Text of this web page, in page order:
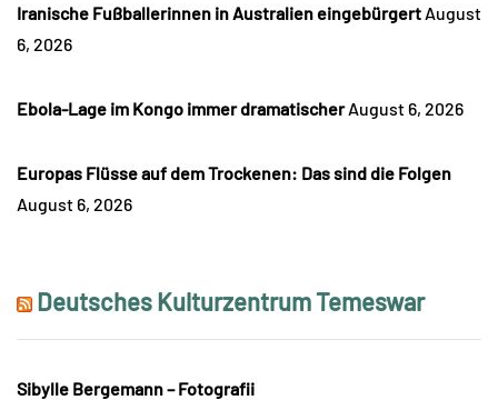
Iranische Fußballerinnen in Australien eingebürgert August
6, 2026
Ebola-Lage im Kongo immer dramatischer August 6, 2026
Europas Flüsse auf dem Trockenen: Das sind die Folgen
August 6, 2026
Deutsches Kulturzentrum Temeswar
Sibylle Bergemann – Fotografii